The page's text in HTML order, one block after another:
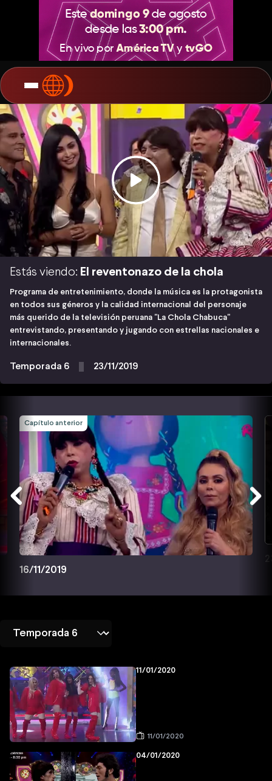
Estás viendo: El reventonazo de la chola
Programa de entretenimiento, donde la música es la protagonista
en todos sus géneros y la calidad internacional del personaje
más querido de la televisión peruana "La Chola Chabuca"
entrevistando, presentando y jugando con estrellas nacionales e
internacionales.
Temporada 6 23/11/2019
Capítulo anterior
16/11/2019
11/01/2020
11/01/2020
04/01/2020